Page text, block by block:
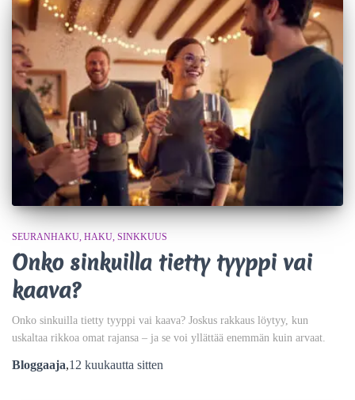
SEURANHAKU HAKU SINKKUUS
Onko sinkuilla tietty tyyppi vai
kaava?
Onko sinkuilla tietty tyyppi vai kaava? Joskus rakkaus löytyy, kun
uskaltaa rikkoa omat rajansa – ja se voi yllättää enemmän kuin arvaat.
Bloggaaja,12 kuukautta sitten